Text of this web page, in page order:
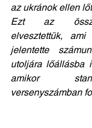
az ukránok ellen
Ezt az
elvesztettük,
jelentette
utoljára lőállásba
amikor
versenyszámban